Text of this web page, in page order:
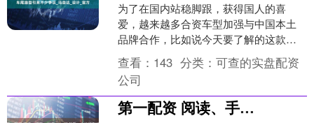
为了在国内站稳脚跟，获得国人的喜
爱，越来越多合资车型加强与中国本土
品牌合作，比如说今天要了解的这款马
自达EZ-60，骨子里深藏着中国式基因。
该车已经在2025年....
查看： 143 分类：可查的实盘配资
公司
第一配资 阅读、手工、科普……悦书房一大波精彩活动来啦！ | 皖美夏日_收费_内容_地点